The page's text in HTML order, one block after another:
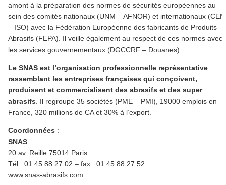
amont à la préparation des normes de sécurités européennes au
sein des comités nationaux (UNM – AFNOR) et internationaux (CEN
– ISO) avec la Fédération Européenne des fabricants de Produits
Abrasifs (FEPA). Il veille également au respect de ces normes avec
les services gouvernementaux (DGCCRF – Douanes).
Le SNAS est l’organisation professionnelle représentative
rassemblant les entreprises françaises qui conçoivent,
produisent et commercialisent des abrasifs et des super
abrasifs . Il regroupe 35 sociétés (PME – PMI), 19000 emplois en
France, 320 millions de CA et 30% à l’export.
Coordonnées :
SNAS
20 av. Reille 75014 Paris
Tél : 01 45 88 27 02 – fax : 01 45 88 27 52
www.snas-abrasifs.com